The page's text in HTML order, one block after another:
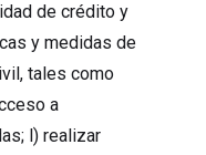
de crédito y
y medidas de
tales como
a
l) realizar